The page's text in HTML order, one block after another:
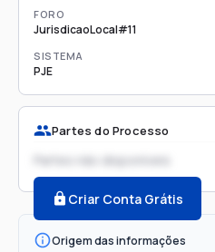
FORO
JurisdicaoLocal#11
SISTEMA
PJE
Partes do Processo
Partes não disponíveis
Criar Conta Grátis
Origem das informações